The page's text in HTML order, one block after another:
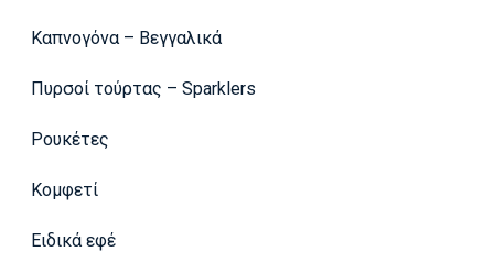
Καπνογόνα – Βεγγαλικά
Πυρσοί τούρτας – Sparklers
Ρουκέτες
Κομφετί
Ειδικά εφέ